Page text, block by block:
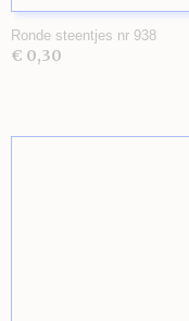
Ronde steentjes nr 938
€ 0,30